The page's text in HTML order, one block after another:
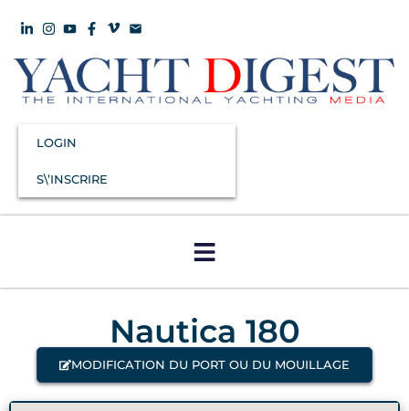
LOGIN
S\’INSCRIRE
Nautica 180
MODIFICATION DU PORT OU DU MOUILLAGE